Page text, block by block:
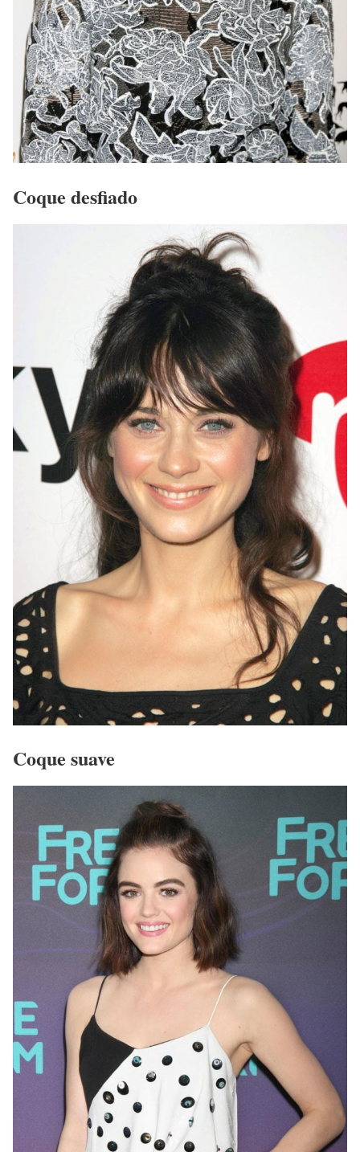
Coque desfiado
Coque suave